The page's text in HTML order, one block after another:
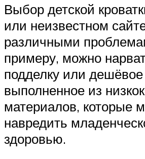
Выбор детской
или неизвестном
различными
примеру, можно
подделку или
выполненное из
материалов, которые
навредить
здоровью.